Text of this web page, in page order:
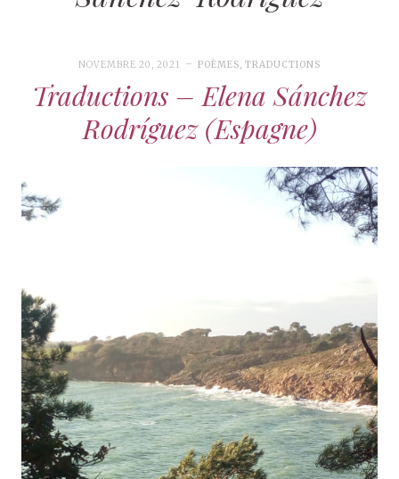
NOVEMBRE 20, 2021 POÈMES,TRADUCTIONS
Traductions – Elena Sánchez
Rodríguez (Espagne)